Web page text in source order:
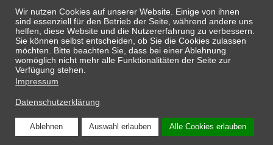
Wir nutzen Cookies auf unserer Website. Einige von ihnen
sind essenziell für den Betrieb der Seite, während andere uns
helfen, diese Website und die Nutzererfahrung zu verbessern.
Sie können selbst entscheiden, ob Sie die Cookies zulassen
möchten. Bitte beachten Sie, dass bei einer Ablehnung
womöglich nicht mehr alle Funktionalitäten der Seite zur
Verfügung stehen.
Impressum
Datenschutzerklärung
Ablehnen Auswahl erlauben Alle Cookies erlauben
Heute istAugust 7, 2026 07:37:08Uhr